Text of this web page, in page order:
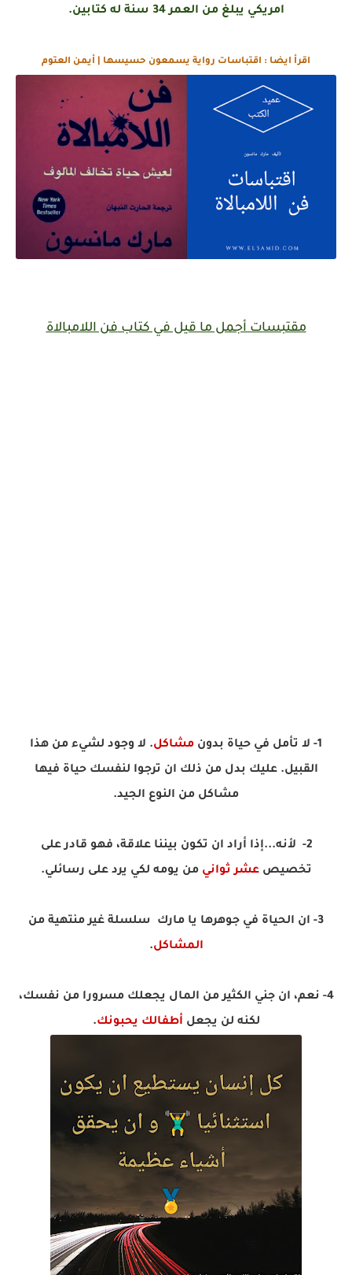
امريكي يبلغ من العمر 34 سنة له كتابين.
اقرأ ايضا : اقتباسات رواية يسمعون حسيسها | أيمن العتوم
مقتبسات أجمل ما قيل في كتابفن اللامبالاة
1- لا تأمل في حياة بدون مشاكل. لا وجود لشيء من هذا
القبيل. عليك بدل من ذلك ان ترجوا لنفسك حياة فيها
مشاكل من النوع الجيد.
2- لأنه...إذا أراد ان تكون بيننا علاقة، فهو قادر على
تخصيصعشر ثواني من يومه لكي يرد على رسائلي.
3- ان الحياة في جوهرها يا مارك سلسلة غير منتهية من
المشاكل.
4- نعم، ان جني الكثير من المال يجعلك مسرورا من نفسك،
لكنه لن يجعل أطفالك يحبونك.